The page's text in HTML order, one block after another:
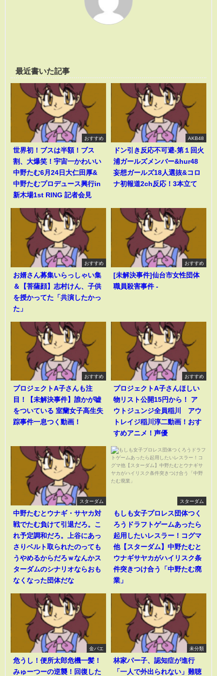
最近書いた記事
おすすめ
世界初！ブスは半額！ブス
割、大爆笑！宇宙一かわいい
中野たむ6月24日大仁田厚&
中野たむプロデュース興行in
新木場1st RING 記者会見
AKB48
ドン引き反応不可避-第１回火
浦ガールズメンバー&hur48
妄想ガールズ18人選抜&コロ
ナ初報道2ch反応！3本立て
おすすめ
お婿さん募集いらっしゃい集
＆【菩薩顔】志村けん、子供
を授かってた「共演したかっ
た」
おすすめ
[未解決事件]仙台市女性団体
職員殺害事件 -
おすすめ
プロジェクトA子さんも注
目！【未解決事件】誰かが嘘
をついている 室蘭女子高生失
踪事件一息つく動画！
おすすめ
プロジェクトA子さんほしい
物リスト公開15円から！ ア
ウトジュンジ全員稲川 アウ
トレイジ稲川淳二動画！おす
すめアニメ！声優
スターダム
中野たむとウナギ・サヤカ対
戦でたむ負けて引退だろ。こ
れ予定調和だろ。上谷にあっ
さりベルト取られたのっても
うやめるからだろｗなんかス
ターダムのシナリオならおも
なくなった団体だな
スターダム
もしも女子プロレス団体つく
ろうドラフトゲームあったら
起用したいレスラー！コグマ
他【スターダム】中野たむと
ウナギサヤカがハイリスク条
件突きつけ合う「中野たむ廃
業」
金バエ
危うし！便所太郎危機一髪！
みゅーつーの逆襲！回復した
未分類
林家パー子、認知症が進行
「一人で外出られない」難聴